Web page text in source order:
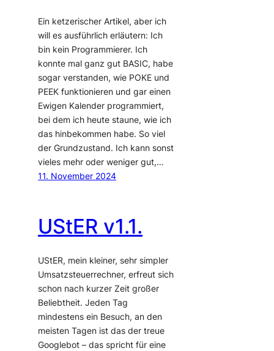
Ein ketzerischer Artikel, aber ich
will es ausführlich erläutern: Ich
bin kein Programmierer. Ich
konnte mal ganz gut BASIC, habe
sogar verstanden, wie POKE und
PEEK funktionieren und gar einen
Ewigen Kalender programmiert,
bei dem ich heute staune, wie ich
das hinbekommen habe. So viel
der Grundzustand. Ich kann sonst
vieles mehr oder weniger gut,…
11. November 2024
UStER v1.1.
UStER, mein kleiner, sehr simpler
Umsatzsteuerrechner, erfreut sich
schon nach kurzer Zeit großer
Beliebtheit. Jeden Tag
mindestens ein Besuch, an den
meisten Tagen ist das der treue
Googlebot – das spricht für eine